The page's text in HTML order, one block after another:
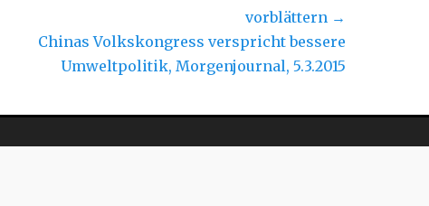
vorblättern →
NächsterChinas Volkskongress verspricht bessere
Umweltpolitik, Morgenjournal, 5.3.2015